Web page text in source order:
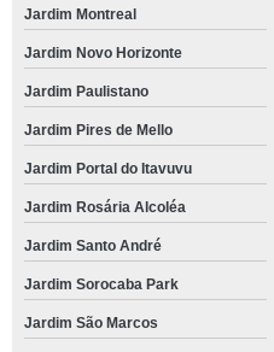
Jardim Montreal
Jardim Novo Horizonte
Jardim Paulistano
Jardim Pires de Mello
Jardim Portal do Itavuvu
Jardim Rosária Alcoléa
Jardim Santo André
Jardim Sorocaba Park
Jardim São Marcos